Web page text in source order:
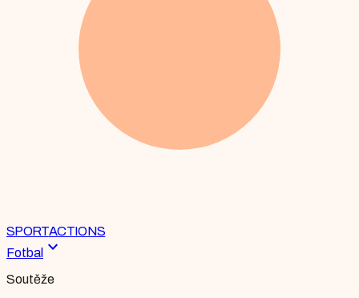
SPORTACTIONS
Fotbal expand_more
Soutěže